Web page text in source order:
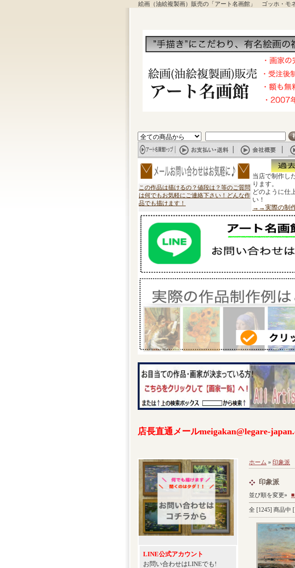
絵画（油絵複製画）販売の「アート名画館」 ゴッホ・モ
この作品は描けるの？値段は？等のご質問
は何でもお気軽にご連絡下さい！どんな作
品でも描けます！
当店で制作し
ります。
どのように仕
い！
→→実際の制
店長直通メールmeigakan@legare-
LINE公式アカウント
お問い合わせはLINEでも!
ホーム » 印象派
印象派
並び順を変更»
全 [1245] 商品中 [